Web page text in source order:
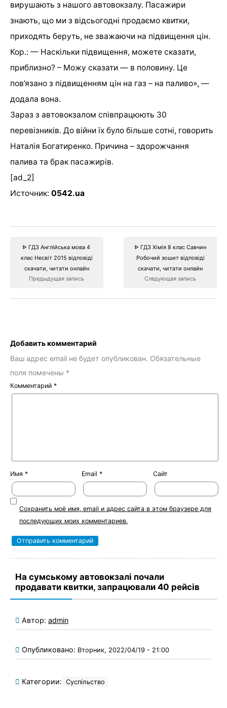
вирушають з нашого автовокзалу. Пасажири
знають, що ми з відсьогодні продаємо квитки,
приходять беруть, не зважаючи на підвищення цін.
Кор.: — Наскільки підвищення, можете сказати,
приблизно? – Можу сказати — в половину. Це
пов’язано з підвищенням цін на газ – на паливо», —
додала вона.
Зараз з автовокзалом співпрацюють 30
перевізників. До війни їх було більше сотні, говорить
Наталія Богатиренко. Причина – здорожчання
палива та брак пасажирів.
[ad_2]
Источник: 0542.ua
ᐈ ГДЗ Англійська мова 4
клас Несвіт 2015 відповіді
скачати, читати онлайн
Предыдущая запись
ᐈ ГДЗ Хімія 8 клас Савчин
Робочий зошит відповіді
скачати, читати онлайн
Следующая запись
Добавить комментарий
Ваш адрес email не будет опубликован. Обязательные
поля помечены *
Комментарий *
Имя * Email * Сайт
Сохранить моё имя, email и адрес сайта в этом браузере для
последующих моих комментариев.
На сумському автовокзалі почали
продавати квитки, запрацювали 40 рейсів
Автор: admin
Опубликовано: Вторник, 2022/04/19 - 21:00
Категории: Суспільство